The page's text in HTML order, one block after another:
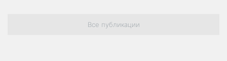
Все публикации